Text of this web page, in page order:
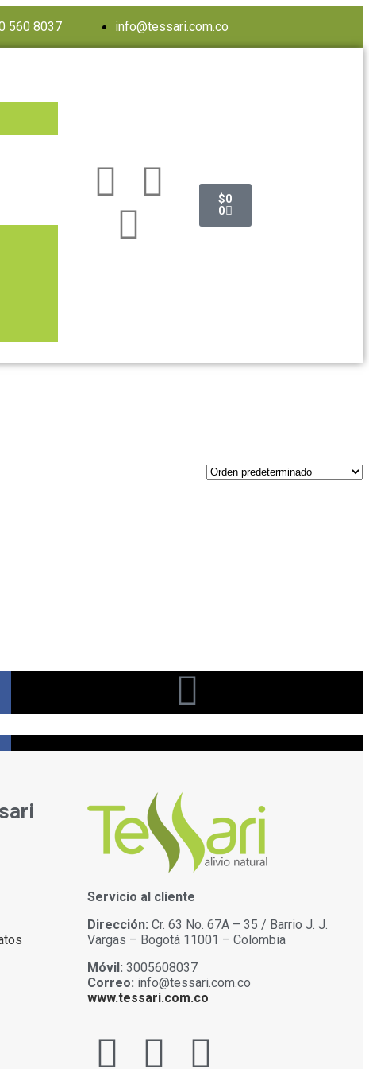
560 8037 info@tessari.com.co
$0
0
Síguenos en Instagram
Servicio al cliente
Dirección: Cr. 63 No. 67A – 35 / Barrio J. J.
Vargas – Bogotá 11001 – Colombia
Móvil: 3005608037
Correo: info@tessari.com.co
www.tessari.com.co